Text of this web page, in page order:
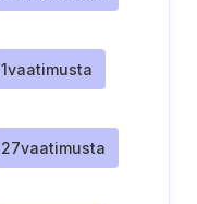
1vaatimusta
27vaatimusta